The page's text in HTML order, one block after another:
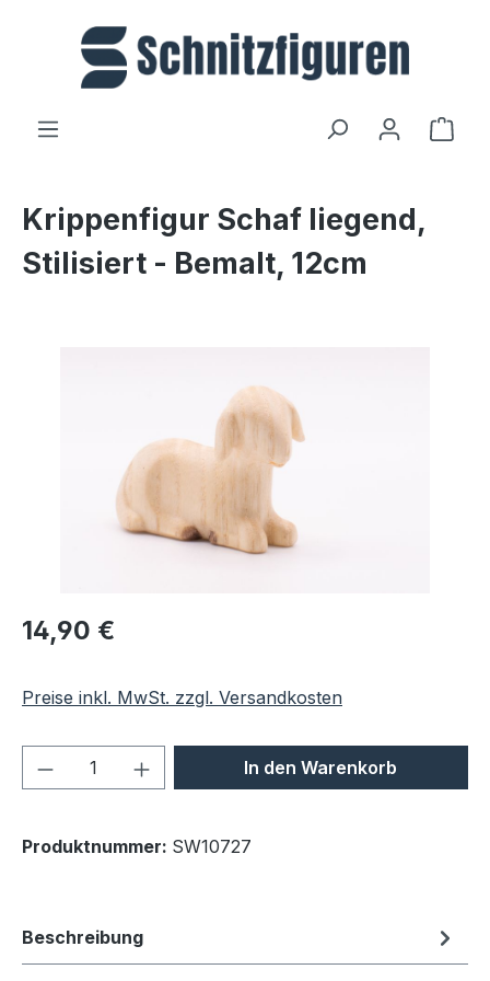
Zum Hauptinhalt springen
Krippenfigur Schaf liegend,
Stilisiert - Bemalt, 12cm
Regulärer Preis:
14,90 €
Preise inkl. MwSt. zzgl. Versandkosten
Produkt Anzahl: Gib denIn den Warenkorb
Produktnummer: SW10727
Beschreibung